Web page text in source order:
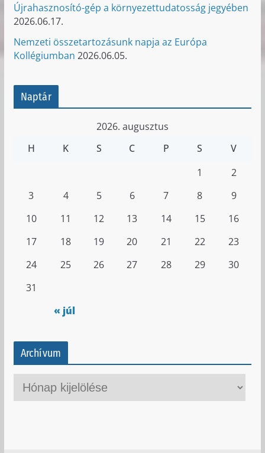
Újrahasznosító-gép a környezettudatosság jegyében
2026.06.17.
Nemzeti összetartozásunk napja az Európa
Kollégiumban 2026.06.05.
Naptár
2026. augusztus
H
K S C P S V
« júl
1
2
3
4 5 6 7 8
9
10
11 12 13 14 15
16
17
18 19 20 21 22
23
24
25 26 27 28 29
30
31
Archívum
r